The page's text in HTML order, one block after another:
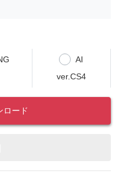
AI
ver.CS4
ロード